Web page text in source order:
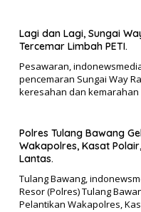
Lagi dan Lagi, Sungai
Tercemar Limbah PETI.
Pesawaran,
pencemaran Sungai Way
keresahan dan
Polres Tulang Bawang
Wakapolres, Kasat
Lantas.
Tulang Bawang,
Resor (Polres) Tulang
Pelantikan Wakapolres,